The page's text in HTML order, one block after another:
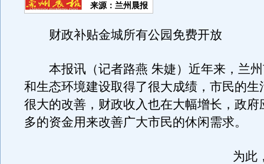
来源：兰州晨报
财政补贴金城所有公园免费开放
本报讯（记者路燕 朱婕）近年来，兰州
和生态环境建设取得了很大成绩，市民的生
很大的改善，财政收入也在大幅增长，政府
多的资金用来改善广大市民的休闲需求。
为此